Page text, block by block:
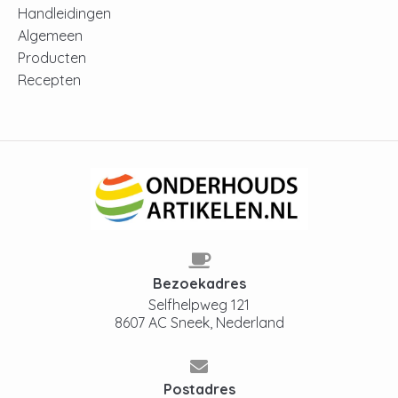
Handleidingen
Algemeen
Producten
Recepten
Bezoekadres
Selfhelpweg 121
8607 AC Sneek, Nederland
Postadres